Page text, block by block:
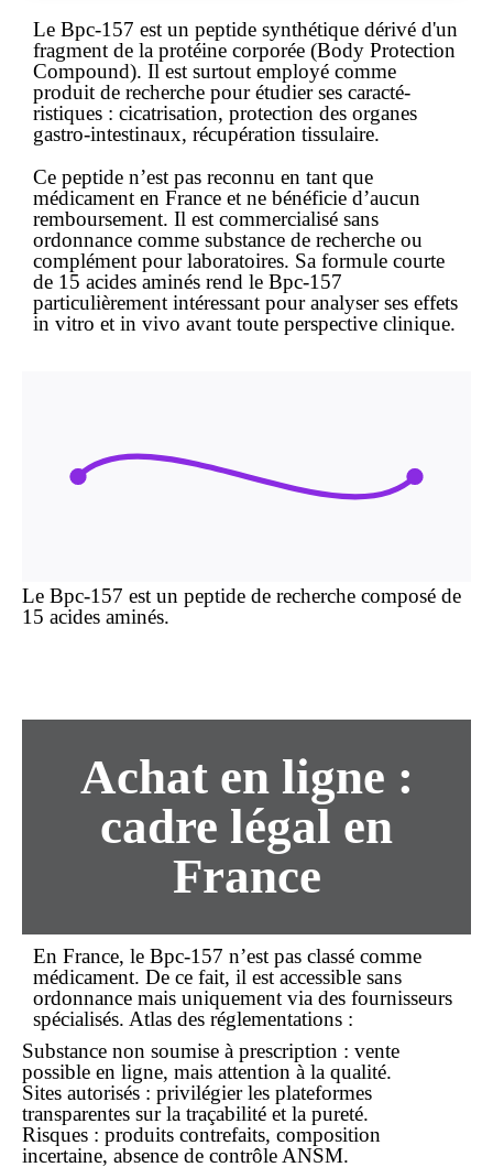
Le Bpc-157 est un peptide synthétique dérivé d'un
fragment de la protéine corporée (Body Protection
Compound). Il est surtout employé comme
produit de recherche pour étudier ses carac­té­
ristiques : cicatrisation, protection des organes
gastro-intestinaux, récupération tissulaire.
Ce peptide n’est pas reconnu en tant que
médicament en France et ne bénéficie d’aucun
remboursement. Il est commercialisé sans
ordonnance comme substance de recherche ou
complément pour laboratoires. Sa formule courte
de 15 acides aminés rend le Bpc-157
particulièrement intéressant pour analyser ses effets
in vitro et in vivo avant toute perspective clinique.
Le Bpc-157 est un peptide de recherche composé de
15 acides aminés.
Achat en ligne :
cadre légal en
France
En France, le Bpc-157 n’est pas classé comme
médicament. De ce fait, il est accessible sans
ordonnance mais uniquement via des fournisseurs
spécialisés. Atlas des réglementations :
Substance non soumise à prescription : vente
possible en ligne, mais attention à la qualité.
Sites autorisés : privilégier les plateformes
transparentes sur la traçabilité et la pureté.
Risques : produits contrefaits, composition
incertaine, absence de contrôle ANSM.